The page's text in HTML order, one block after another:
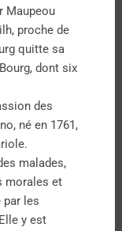
Maupeou
proche de
quitte sa
dont six
des
né en 1761,
malades,
morales et
par les
y est